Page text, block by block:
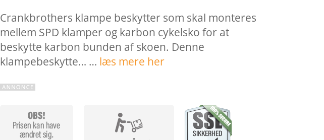
Crankbrothers klampe beskytter som skal monteres
mellem SPD klamper og karbon cykelsko for at
beskytte karbon bunden af skoen. Denne
klampebeskytte… … læs mere her